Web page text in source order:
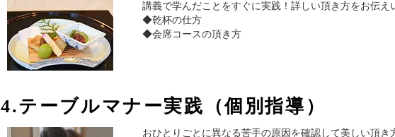
講義で学んだことをすぐに実践！詳しい頂き方をお伝え
◆乾杯の仕方
​◆会席コースの頂き方
4.テーブルマナー実践（個別指導）
おひとりごとに異なる苦手の原因を確認して美しい頂き